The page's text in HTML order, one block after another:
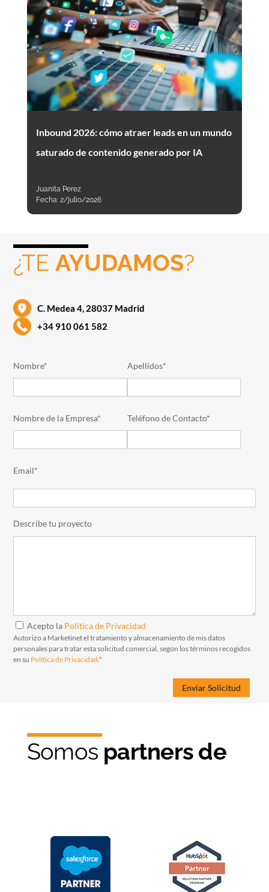
Inbound 2026: cómo atraer leads en un mundo
saturado de contenido generado por IA
Juanita Perez
Fecha: 2/julio/2026
¿TEAYUDAMOS?
C. Medea 4, 28037 Madrid
+34 910 061 582
Nombre* Apellidos*
Nombre de la Empresa* Teléfono de Contacto*
Email*
Describe tu proyecto
Acepto la Política de Privacidad
Autorizo a Marketinet el tratamiento y almacenamiento de mis datos
personales para tratar esta solicitud comercial, según los términos recogidos
en su Política de Privacidad.*
Somos partners de